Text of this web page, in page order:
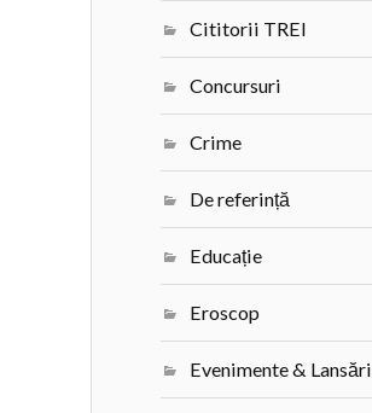
Cititorii TREI
Concursuri
Crime
De referință
Educație
Eroscop
Evenimente & Lansări